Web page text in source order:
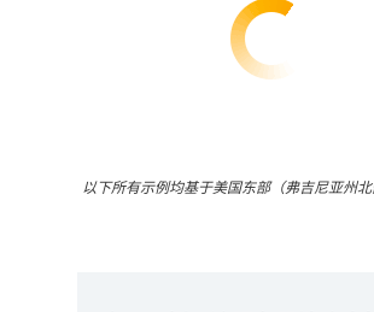
10.08 USD + 21.78 USD + 0.40
USD = 32.26 USD
以下所有示例均基于美国东部（弗吉尼亚州北